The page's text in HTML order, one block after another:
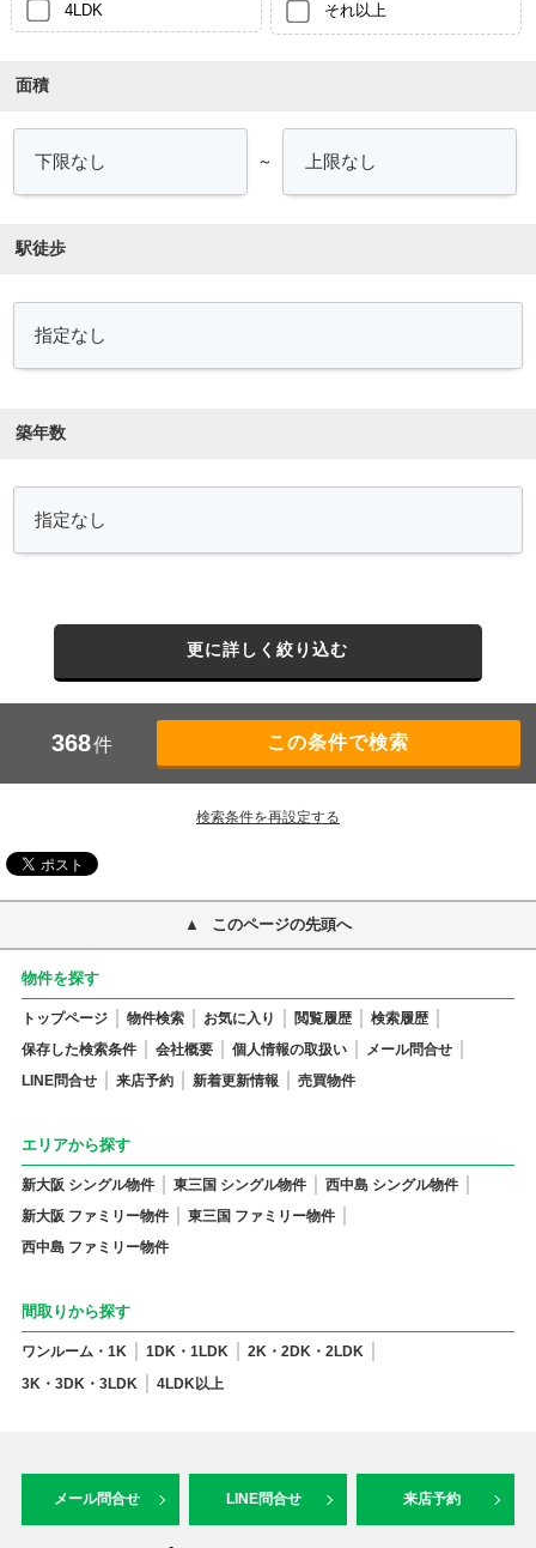
4LDK それ以上
面積
～
駅徒歩
築年数
更に詳しく絞り込む
368件
検索条件を再設定する
このページの先頭へ
物件を探す
トップページ 物件検索 お気に入り 閲覧履歴
検索履歴
保存した検索条件
会社概要 個人情報の取扱い
メール問合せ
LINE問合せ
来店予約 新着更新情報 売買物件
エリアから探す
新大阪 シングル物件 東三国 シングル物件
西中島 シングル物件
新大阪 ファミリー物件
東三国 ファミリー物件
西中島 ファミリー物件
間取りから探す
ワンルーム・1K 1DK・1LDK
2K・2DK・2LDK
3K・3DK・3LDK
4LDK以上
メール問合せ LINE問合せ 来店予約